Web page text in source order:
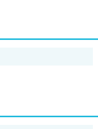
戒事由等に該当しない場
同一求人を掲載している